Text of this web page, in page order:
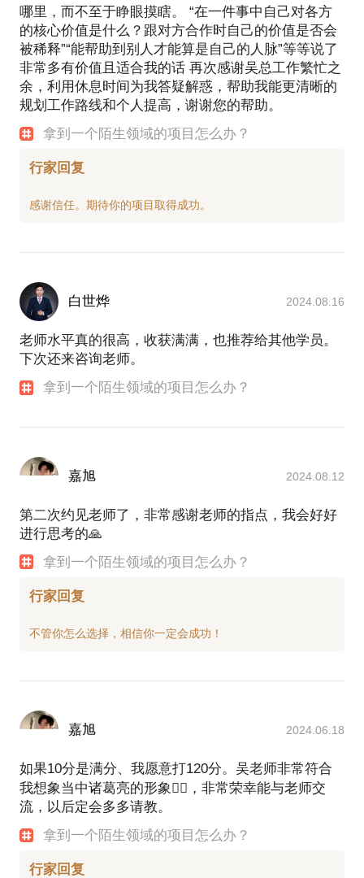
哪里，而不至于睁眼摸瞎。 “在一件事中自己对各方
的核心价值是什么？跟对方合作时自己的价值是否会
被稀释”“能帮助到别人才能算是自己的人脉”等等说了
非常多有价值且适合我的话 再次感谢吴总工作繁忙之
余，利用休息时间为我答疑解惑，帮助我能更清晰的
规划工作路线和个人提高，谢谢您的帮助。
拿到一个陌生领域的项目怎么办？
行家回复
白世烨 2024.08.16
老师水平真的很高，收获满满，也推荐给其他学员。
下次还来咨询老师。
拿到一个陌生领域的项目怎么办？
嘉旭 2024.08.12
第二次约见老师了，非常感谢老师的指点，我会好好
进行思考的🙏
拿到一个陌生领域的项目怎么办？
行家回复
嘉旭 2024.06.18
如果10分是满分、我愿意打120分。吴老师非常符合
我想象当中诸葛亮的形象👍🏻，非常荣幸能与老师交
流，以后定会多多请教。
拿到一个陌生领域的项目怎么办？
行家回复